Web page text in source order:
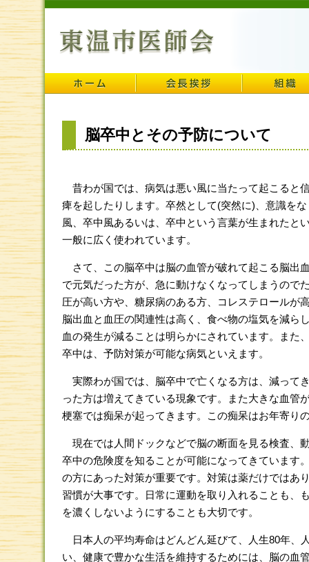
脳卒中とその予防について
昔わが国では、病気は悪い風に当たって起こると
痺を起したりします。卒然として(突然に)、意識を
風、卒中風あるいは、卒中という言葉が生まれたと
一般に広く使われています。
さて、この脳卒中は脳の血管が破れて起こる脳出
で元気だった方が、急に動けなくなってしまうので
圧が高い方や、糖尿病のある方、コレステロールが
脳出血と血圧の関連性は高く、食べ物の塩気を減ら
血の発生が減ることは明らかにされています。また
卒中は、予防対策が可能な病気といえます。
実際わが国では、脳卒中で亡くなる方は、減って
った方は増えてきている現象です。また大きな血管
梗塞では痴呆が起ってきます。この痴呆はお年寄り
現在では人間ドックなどで脳の断面を見る検査、
卒中の危険度を知ることが可能になってきています
の方にあった対策が重要です。対策は薬だけではあ
習慣が大事です。日常に運動を取り入れることも、
を濃くしないようにすることも大切です。
日本人の平均寿命はどんどん延びて、人生80年、
い、健康で豊かな生活を維持するためには、脳の血